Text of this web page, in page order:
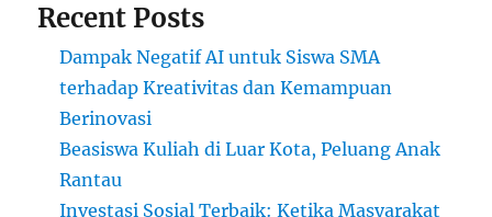
Hukum
Recent Posts
Dampak Negatif AI untuk Siswa SMA
terhadap Kreativitas dan Kemampuan
Berinovasi
Beasiswa Kuliah di Luar Kota, Peluang Anak
Rantau
Investasi Sosial Terbaik: Ketika Masyarakat